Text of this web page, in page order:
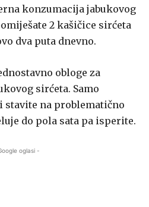
konzumacija jabukovog
2 kašičice sirćeta
dva puta dnevno.
obloge za
sirćeta. Samo
stavite na problematično
do pola sata pa isperite.
oglasi -